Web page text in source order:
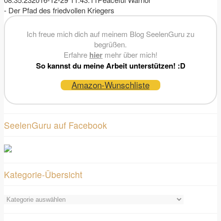
- Der Pfad des friedvollen Kriegers
Ich freue mich dich auf meinem Blog SeelenGuru zu
begrüßen.
Erfahre hier mehr über mich!
So kannst du meine Arbeit unterstützen! :D
Amazon-Wunschliste
SeelenGuru auf Facebook
Kategorie-Übersicht
Kategorie-